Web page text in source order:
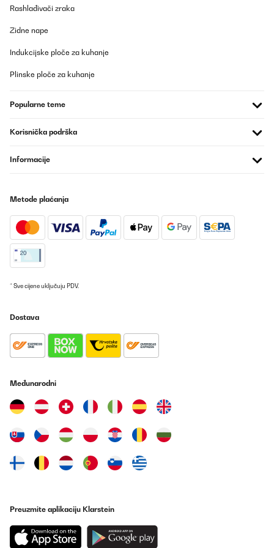
Ich habe das Problem das bei der Wasser Abgabe Partikel im
da nichts drinn. Ich habe schon ganz oft gespült und verwende
gefiltertes Wasser. Was kann ich noch tun?
Carmen
Machine que j'ai depuis 3 mois , elle fuit de partout je suis obligé
très chère pour un produit qui ne fonctionne pas du tout ,
il faut pas mettre d'étoile surtout pas
Suna
de remplir sans arrêt ,
pendant notre absence un week-end nous sommes rentré et le
plan de travail et le sol de la cuisine était inondé d'eau , c'est très
il faut pas mettre d'étoile surtout pas
Suna
... J'ai regardé de partout et après une longue période
débrancher elle va ce remettre a marcher quelques heures ... Bref
j'abandonne ... Cher pour une machine qui a fait 3ans ...
Seb
Rashlađivači zraka
Zidne nape
Indukcijske ploče za kuhanje
Plinske ploče za kuhanje
Popularne teme
Korisnička podrška
Informacije
Metode plaćanja
* Sve cijene uključuju PDV.
Dostava
Međunarodni
Preuzmite aplikaciju Klarstein